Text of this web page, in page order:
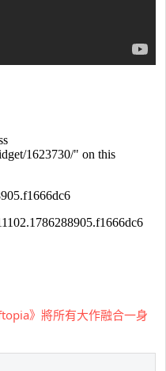
》將所有大作融合一身